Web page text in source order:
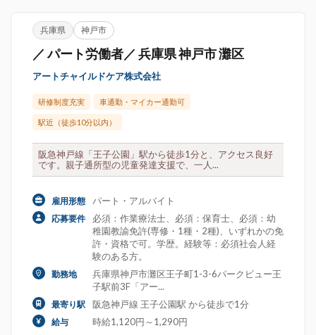
兵庫県 神戸市
／ パート労働者／ 兵庫県 神戸市 灘区
アートチャイルドケア株式会社
研修制度充実 車通勤・マイカー通勤可
駅近（徒歩10分以内）
阪急神戸線「王子公園」駅から徒歩1分と、アクセス良好
です。親子通所型の児童発達支援で、一人...
雇用形態 パート・アルバイト
応募要件
必須：作業療法士、必須：保育士、必須：幼
稚園教諭免許(専修・1種・2種)、いずれかの免
許・資格で可。学歴。経験等：必須社会人経
験のある方。
勤務地
兵庫県神戸市灘区王子町1-3-6パークビュー王
子駅前3F「アー...
最寄り駅 阪急神戸線 王子公園駅 から徒歩で1分
給与 時給1,120円～1,290円